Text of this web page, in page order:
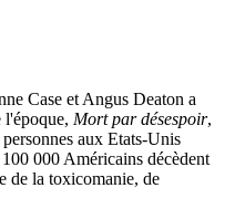
Case et Angus Deaton a
l'époque, Mort par désespoir,
aux Etats-Unis
000 Américains décèdent
de la toxicomanie, de